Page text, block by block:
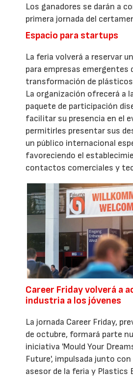
Los ganadores se darán a
primera jornada del
Espacio para startups
La feria volverá a reservar
para empresas emergentes
transformación de
La organización ofrecerá a
paquete de participación
facilitar su presencia en el
permitirles presentar sus
un público internacional
favoreciendo el
contactos comerciales y
Career Friday volverá a
industria a los jóvenes
La jornada Career Friday,
de octubre, formará parte
iniciativa 'Mould Your
Future', impulsada junto
asesor de la feria y Plastics